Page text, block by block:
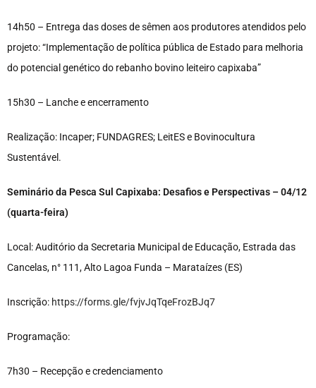
14h50 – Entrega das doses de sêmen aos produtores atendidos pelo
projeto: “Implementação de política pública de Estado para melhoria
do potencial genético do rebanho bovino leiteiro capixaba”
15h30 – Lanche e encerramento
Realização: Incaper; FUNDAGRES; LeitES e Bovinocultura
Sustentável.
Seminário da Pesca Sul Capixaba: Desafios e Perspectivas – 04/12
(quarta-feira)
Local: Auditório da Secretaria Municipal de Educação, Estrada das
Cancelas, n° 111, Alto Lagoa Funda – Marataízes (ES)
Inscrição: https://forms.gle/fvjvJqTqeFrozBJq7
Programação:
7h30 – Recepção e credenciamento